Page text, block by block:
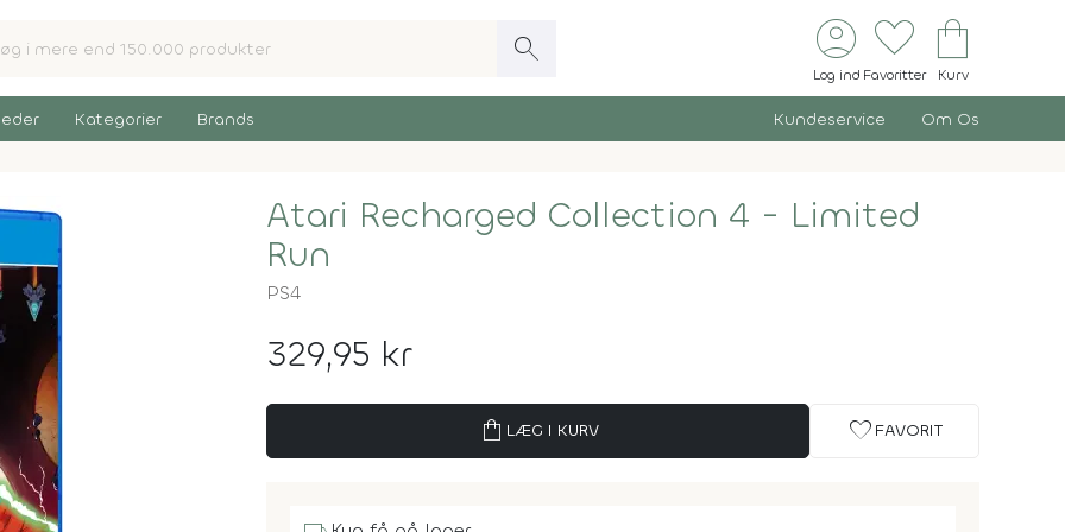
search account_circle
Log ind
favorite
Favoritter
shopping_bag
Kurv
Kategorier Brands Kundeservice Om Os
Atari Recharged Collection 4 - Limited
Run
PS4
329,95 kr
shopping_bag LÆG I KURV favorite FAVORIT